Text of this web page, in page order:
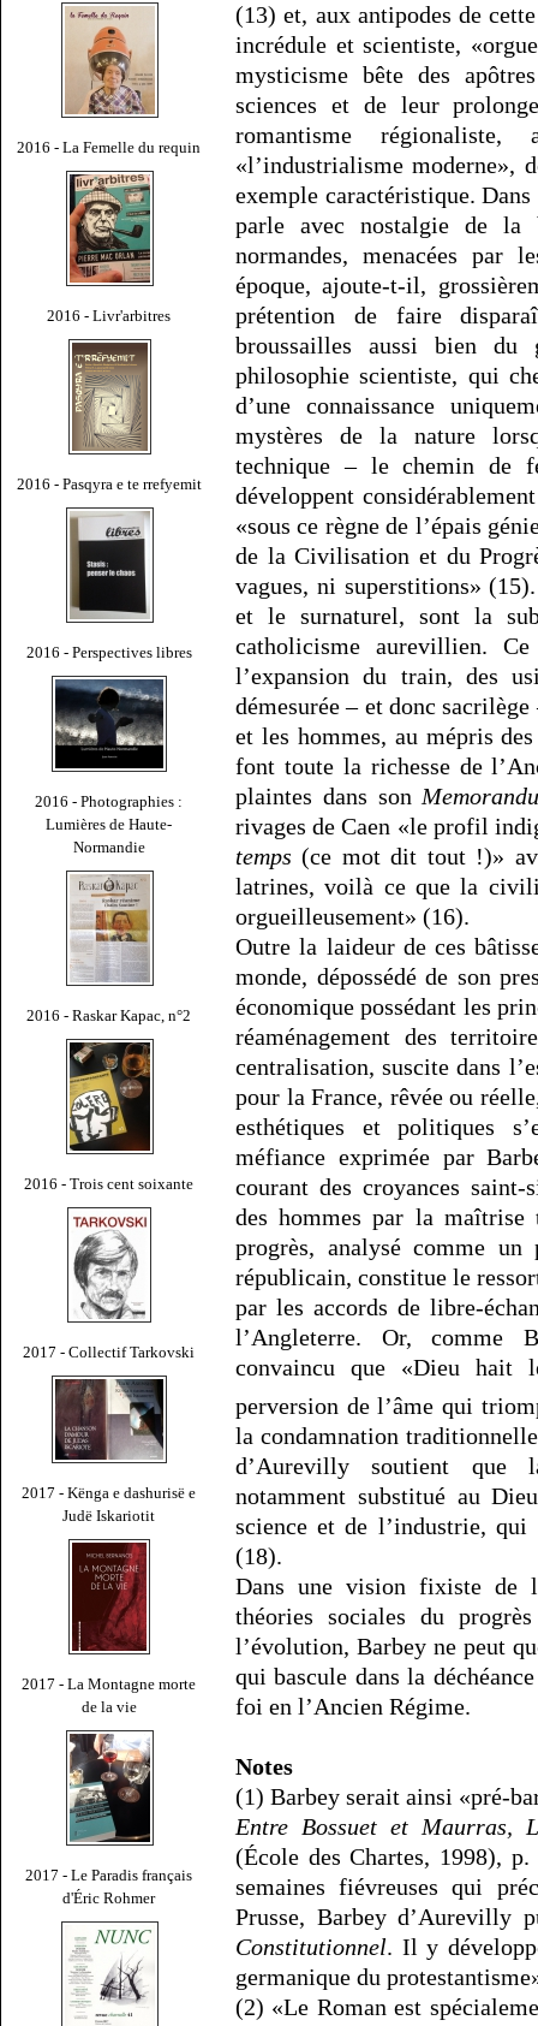
2016 - La Femelle du requin
2016 - Livr'arbitres
2016 - Pasqyra e te rrefyemit
2016 - Perspectives libres
2016 - Photographies :
Lumières de Haute-
Normandie
2016 - Raskar Kapac, n°2
2016 - Trois cent soixante
2017 - Collectif Tarkovski
2017 - Kënga e dashurisë e
Judë Iskariotit
2017 - La Montagne morte
de la vie
2017 - Le Paradis français
d'Éric Rohmer
(13) et, aux antipodes de
incrédule et scientiste,
mysticisme bête des
sciences et de leur
romantisme
«l’industrialisme moderne»,
exemple caractéristique.
parle avec nostalgie de la
normandes, menacées par
époque, ajoute-t-il,
prétention de faire
broussailles aussi bien du
philosophie scientiste, qui
d’une connaissance
mystères de la nature
technique – le chemin de
développent
«sous ce règne de l’épais
de la Civilisation et du
vagues, ni superstitions»
et le surnaturel, sont la
catholicisme aurevillien.
l’expansion du train, des
démesurée – et donc
et les hommes, au mépris
font toute la richesse de
plaintes dans son
rivages de Caen «le profil
temps (ce mot dit tout !)»
latrines, voilà ce que la
orgueilleusement» (16).
Outre la laideur de ces
monde, dépossédé de son
économique possédant les
réaménagement des
centralisation, suscite dans
pour la France, rêvée ou
esthétiques et politiques
méfiance exprimée par
courant des croyances
des hommes par la maîtrise
progrès, analysé comme un
républicain, constitue le
par les accords de libre-
l’Angleterre. Or, comme
convaincu que «Dieu hait
perversion de l’âme qui
la condamnation
d’Aurevilly soutient que
notamment substitué au
science et de l’industrie,
(18).
Dans une vision fixiste de
théories sociales du
l’évolution, Barbey ne peut
qui bascule dans la
foi en l’Ancien Régime.
Notes
(1) Barbey serait ainsi «pré-
Entre Bossuet et Maurras,
(École des Chartes, 1998),
semaines fiévreuses qui
Prusse, Barbey
Constitutionnel. Il y
germanique du
(2) «Le Roman est